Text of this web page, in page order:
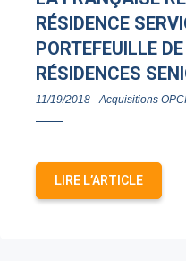
RÉSIDENCE
PORTEFEUILLE
RÉSIDENCES
11/19/2018 - Acquisitions OPCI
LIRE L’ARTICLE